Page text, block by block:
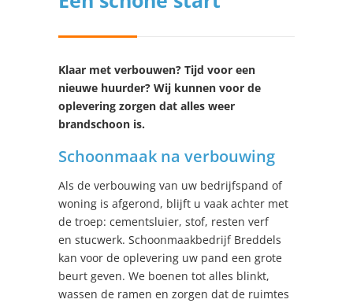
Klaar met verbouwen? Tijd voor een
nieuwe huurder? Wij kunnen voor de
oplevering zorgen dat alles weer
brandschoon is.
Schoonmaak na verbouwing
Als de verbouwing van uw bedrijfspand of
woning is afgerond, blijft u vaak achter met
de troep: cementsluier, stof, resten verf
en stucwerk. Schoonmaakbedrijf Breddels
kan voor de oplevering uw pand een grote
beurt geven. We boenen tot alles blinkt,
wassen de ramen en zorgen dat de ruimtes